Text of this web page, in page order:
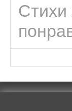
Стихи